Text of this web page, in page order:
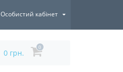
Особистий кабінет
0 грн.
0